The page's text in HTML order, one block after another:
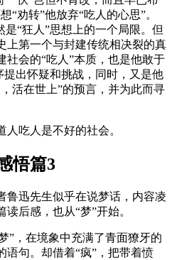
“劝转”他放弃“吃人的心思”。
“狂人”思想上的一个局限。但
上第一个与封建传统相决裂的真
社会的“吃人”本质，也是他敢于
提出怀疑和挑战，同时，又是他
活在世上”的预言，并为此而寻
吃人是不好的社会。
悟篇3
鲁迅先生似乎在说梦话，内容凌
后感，也从“梦”开始。
”，在境象中充满了青面獠牙的
语句。却借着“疯”，把带着愤